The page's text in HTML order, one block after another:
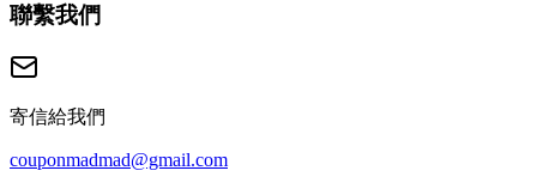
聯繫我們
寄信給我們
couponmadmad@gmail.com